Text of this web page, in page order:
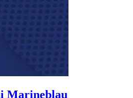
Marineblau